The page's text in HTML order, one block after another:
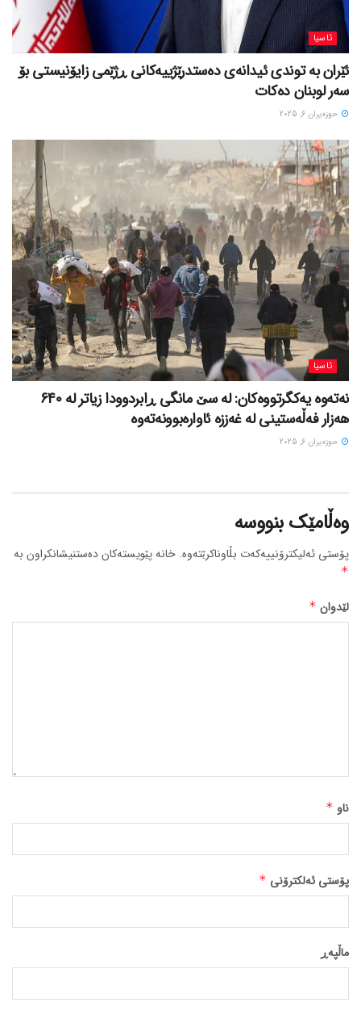
ئاسیا
ئێران بە توندی ئیدانەی دەستدرێژییەکانی ڕژێمی زایۆنیستی بۆ
سەر لوبنان دەکات
حوزه‌یران 6, 2025
ئاسیا
نەتەوە یەکگرتووەکان: لە سێ مانگی ڕابردوودا زیاتر لە 640
هەزار فەڵەستینی لە غەززە ئاوارەبوونەتەوە
حوزه‌یران 6, 2025
وەڵامێک بنووسە
پۆستی ئەلیکترۆنییەکەت بڵاوناکرێتەوە. خانە پێویستەکان دەستنیشانکراون بە
*
لێدوان *
ناو *
پۆستی ئەلکترۆنی *
ماڵپه‌ڕ